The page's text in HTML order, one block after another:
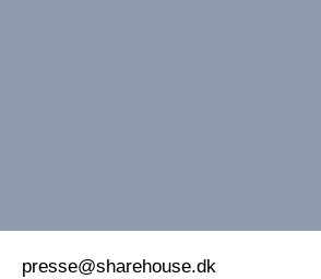
presse@sharehouse.dk